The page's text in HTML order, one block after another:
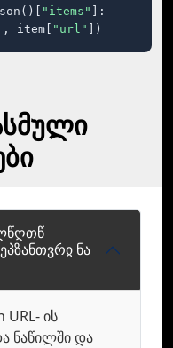
"items"
]:
], item[ "url" ])
ნა
URL- ის
ნაწილში და